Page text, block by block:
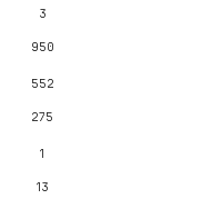
3
950
552
275
1
13